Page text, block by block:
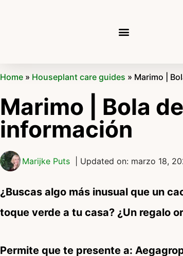
Home » Houseplant care guides » Marimo |
Marimo | Bola
información
Marijke Puts | Updated on: marzo 18,
¿Buscas algo más inusual que un
toque verde a tu casa? ¿Un regalo
Permite que te presente a: